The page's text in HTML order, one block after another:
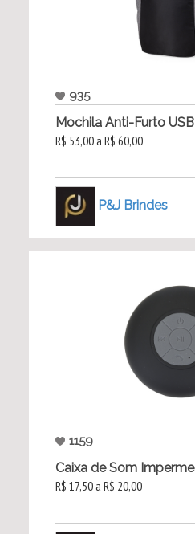
935
Mochila Anti-Furto USB
R$ 53,00 a R$ 60,00
P&J Brindes
1159
Caixa de Som
R$ 17,50 a R$ 20,00